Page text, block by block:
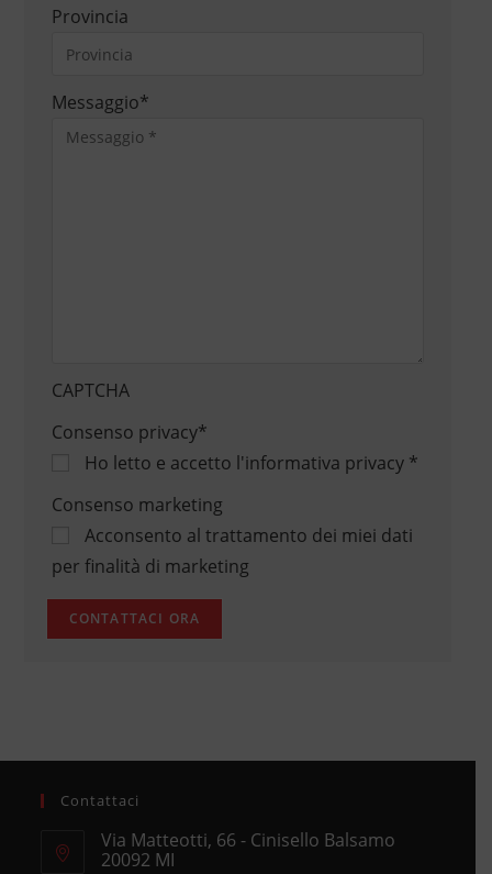
Provincia
Messaggio*
CAPTCHA
Consenso privacy*
Ho letto e accetto l'informativa privacy*
Consenso marketing
Acconsento al trattamento dei miei dati
per finalità di marketing
Contattaci
Via Matteotti, 66 - Cinisello Balsamo
20092 MI